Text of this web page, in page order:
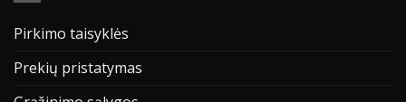
Pirkimo taisyklės
Prekių pristatymas